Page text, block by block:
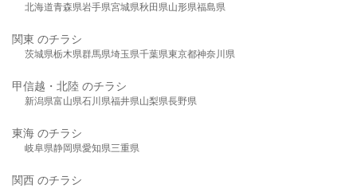
北海道青森県岩手県宮城県秋田県山形県福島県
関東 のチラシ
茨城県栃木県群馬県埼玉県千葉県東京都神奈川県
甲信越・北陸 のチラシ
新潟県富山県石川県福井県山梨県長野県
東海 のチラシ
岐阜県静岡県愛知県三重県
関西 のチラシ